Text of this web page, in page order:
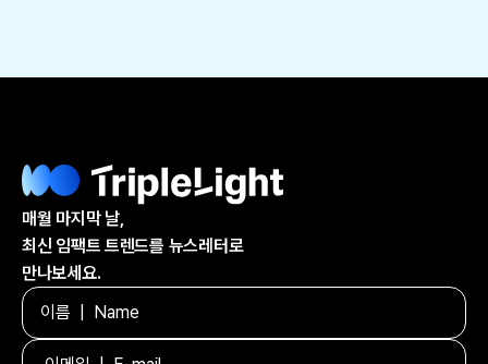
매월 마지막 날,
최신 임팩트 트렌드를 뉴스레터로
만나보세요.